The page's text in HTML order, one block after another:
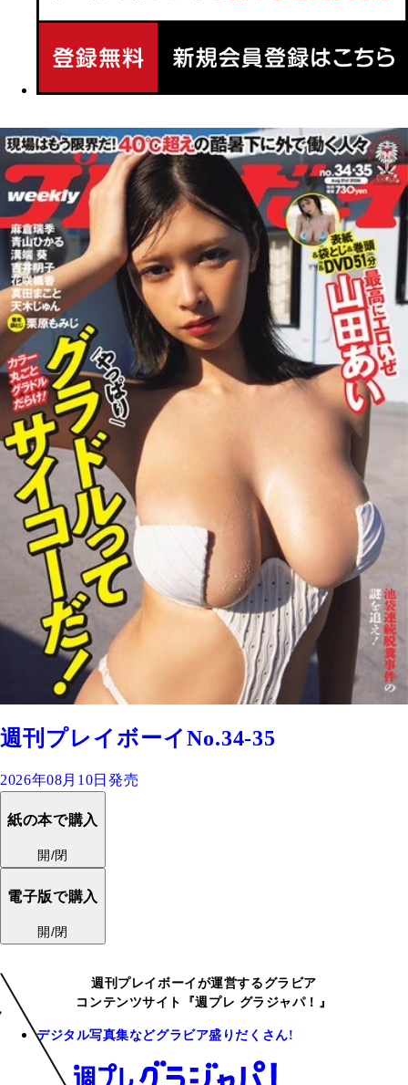
週刊プレイボーイNo.34-35
2026年08月10日発売
紙の本で購入
開/閉
電子版で購入
開/閉
週刊プレイボーイが運営するグラビア
コンテンツサイト『週プレ グラジャパ！』
デジタル写真集などグラビア盛りだくさん!